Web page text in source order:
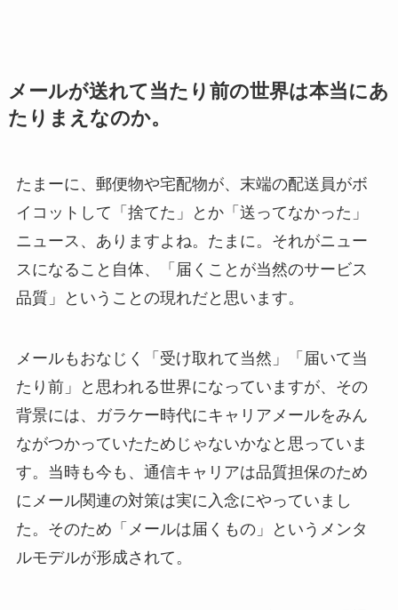
メールが送れて当たり前の世界は本当にあ
たりまえなのか。
たまーに、郵便物や宅配物が、末端の配送員がボ
イコットして「捨てた」とか「送ってなかった」
ニュース、ありますよね。たまに。それがニュー
スになること自体、「届くことが当然のサービス
品質」ということの現れだと思います。
メールもおなじく「受け取れて当然」「届いて当
たり前」と思われる世界になっていますが、その
背景には、ガラケー時代にキャリアメールをみん
ながつかっていたためじゃないかなと思っていま
す。当時も今も、通信キャリアは品質担保のため
にメール関連の対策は実に入念にやっていまし
た。そのため「メールは届くもの」というメンタ
ルモデルが形成されて。